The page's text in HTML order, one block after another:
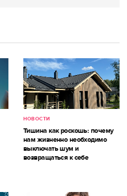
НОВОСТИ
Тишина как роскошь: почему
нам жизненно необходимо
выключать шум и
возвращаться к себе